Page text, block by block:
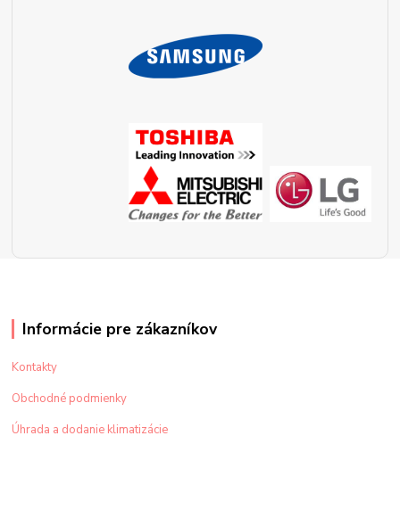
Informácie pre zákazníkov
Kontakty
Obchodné podmienky
Úhrada a dodanie klimatizácie